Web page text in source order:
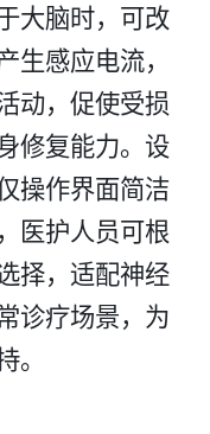
大脑时，可改
生感应电流，
动，促使受损
修复能力。 设
操作界面简洁
医护人员可根
择，适配神经
诊疗场景，为
。​